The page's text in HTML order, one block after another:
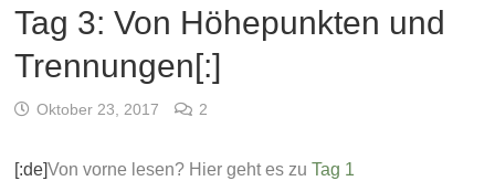
Tag 3: Von Höhepunkten und
Trennungen[:]
Oktober 23, 2017 2
[:de]Von vorne lesen? Hier geht es zu Tag 1